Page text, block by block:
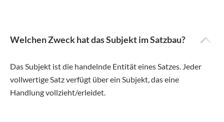
Welchen Zweck hat das Subjekt im Satzbau?
Das Subjekt ist die handelnde Entität eines Satzes. Jeder
vollwertige Satz verfügt über ein Subjekt, das eine
Handlung vollzieht/erleidet.